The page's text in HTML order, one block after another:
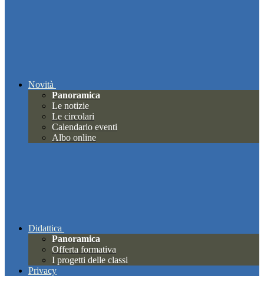
Novità
Panoramica
Le notizie
Le circolari
Calendario eventi
Albo online
Didattica
Panoramica
Offerta formativa
I progetti delle classi
Privacy